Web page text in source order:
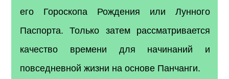
его Гороскопа Рождения или Лунного
Паспорта. Только затем рассматривается
качество времени для начинаний и
повседневной жизни на основе Панчанги.